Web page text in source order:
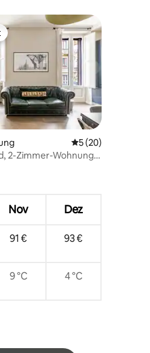
von 5, 84 Bewertungen
Durchschnittliche
5 (20)
2-Zimmer-Wohnung •
Nov Dez
91 € 93 €
9 °C 4 °C